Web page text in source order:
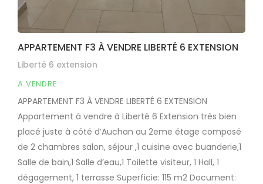
APPARTEMENT F3 À VENDRE LIBERTÉ 6 EXTENSION
Liberté 6 extension
A VENDRE
APPARTEMENT F3 À VENDRE LIBERTÉ 6 EXTENSION
Appartement à vendre à Liberté 6 Extension très bien
placé juste à côté d’Auchan au 2eme étage composé
de 2 chambres salon, séjour ,1 cuisine avec buanderie,1
Salle de bain,1 Salle d’eau,1 Toilette visiteur, 1 Hall, 1
dégagement, 1 terrasse Superficie: 115 m2 Document: